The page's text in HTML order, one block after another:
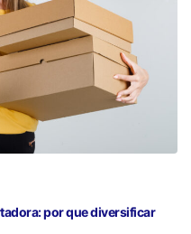
por que diversificar